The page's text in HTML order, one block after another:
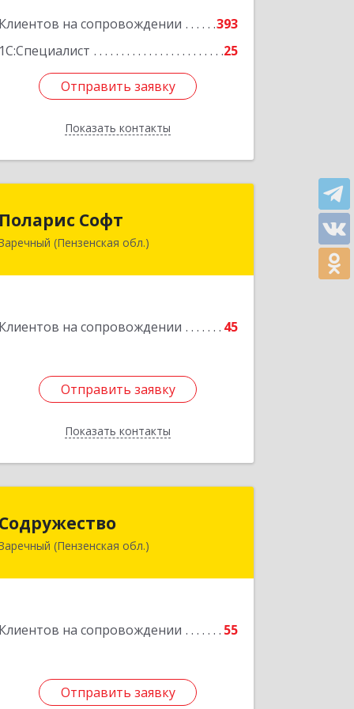
Клиентов на сопровождении
393
1С:Специалист
25
Отправить заявку
Показать контакты
Подробнее
Отправить заявку
Назад
Поларис Софт
(Пензенская обл.)
Клиентов на сопровождении 45
Отправить заявку
Показать контакты
442960, Пензенская обл, Заречный г,
Отправить заявку
Назад
Содружество
(Пензенская обл.)
Клиентов на сопровождении 55
Отправить заявку
442962, Пензенская обл, Заречный г,
Отправить заявку